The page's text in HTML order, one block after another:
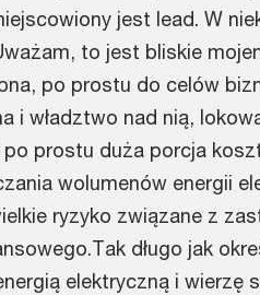
jest lead. W
to jest bliskie
po prostu do celów
i władztwo nad nią,
prostu duża porcja
wolumenów energii
ryzyko związane z
długo jak
elektryczną i wierzę